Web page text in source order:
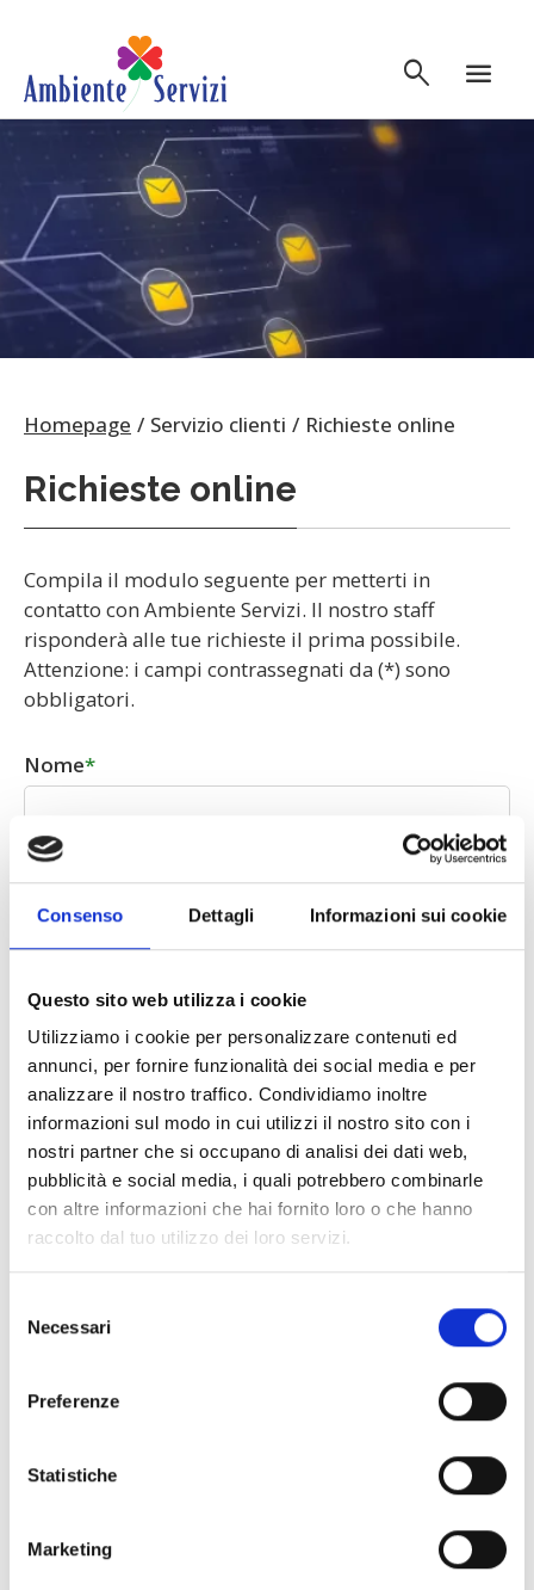
Consenso Dettagli Informazioni sui cookie
Questo sito web utilizza i cookie
Utilizziamo i cookie per personalizzare contenuti ed
annunci, per fornire funzionalità dei social media e per
analizzare il nostro traffico. Condividiamo inoltre
informazioni sul modo in cui utilizzi il nostro sito con i
nostri partner che si occupano di analisi dei dati web,
pubblicità e social media, i quali potrebbero combinarle
con altre informazioni che hai fornito loro o che hanno
raccolto dal tuo utilizzo dei loro servizi.
delNecessari
Preferenze
Statistiche
Marketing
Vai al contenuto principale
search menu
Homepage Servizio clienti Richieste online
Richieste online
Compila il modulo seguente per metterti in
contatto con Ambiente Servizi. Il nostro staff
risponderà alle tue richieste il prima possibile.
Attenzione: i campi contrassegnati da (*) sono
obbligatori.
Nome
Cognome
Indirizzo
Città
Seleziona un'opzione dalla lista dei Comuni serviti.
Inserisci un indirizzo email valido. Esempio:
Telefono